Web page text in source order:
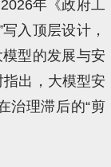
年《政府工
入顶层设计，
模型的发展与安
出，大模型安
治理滞后的“剪